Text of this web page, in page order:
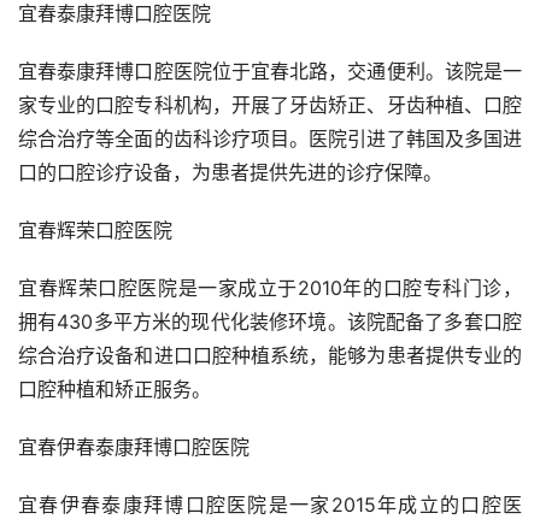
宜春泰康拜博口腔医院
宜春泰康拜博口腔医院位于宜春北路，交通便利。该院是一
家专业的口腔专科机构，开展了牙齿矫正、牙齿种植、口腔
综合治疗等全面的齿科诊疗项目。医院引进了韩国及多国进
口的口腔诊疗设备，为患者提供先进的诊疗保障。
宜春辉荣口腔医院
宜春辉荣口腔医院是一家成立于2010年的口腔专科门诊，
拥有430多平方米的现代化装修环境。该院配备了多套口腔
综合治疗设备和进口口腔种植系统，能够为患者提供专业的
口腔种植和矫正服务。
宜春伊春泰康拜博口腔医院
宜春伊春泰康拜博口腔医院是一家2015年成立的口腔医